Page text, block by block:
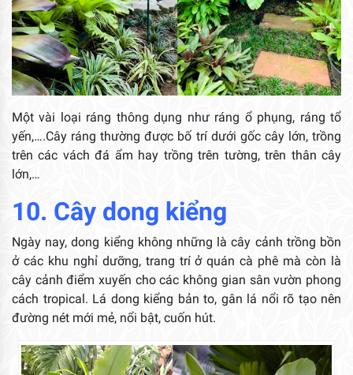
Một vài loại ráng thông dụng như ráng ổ phụng, ráng tổ
yến,….Cây ráng thường được bố trí dưới gốc cây lớn, trồng
trên các vách đá ẩm hay trồng trên tường, trên thân cây
lớn,…
10. Cây dong kiểng
Ngày nay, dong kiểng không những là cây cảnh trồng bồn
ở các khu nghỉ dưỡng, trang trí ở quán cà phê mà còn là
cây cảnh điểm xuyến cho các không gian sân vườn phong
cách tropical. Lá dong kiểng bản to, gân lá nổi rõ tạo nên
đường nét mới mẻ, nổi bật, cuốn hút.